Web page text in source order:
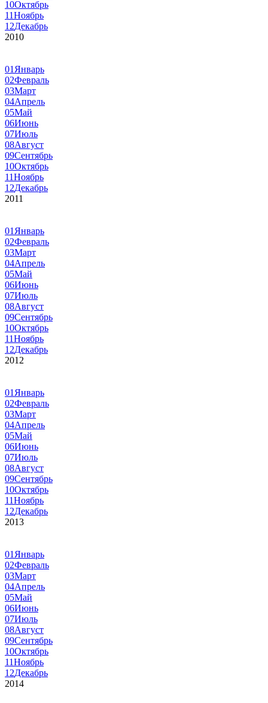
10Октябрь
11Ноябрь
12Декабрь
2010
01 Январь
02Февраль
03Март
04Апрель
05Май
06Июнь
07Июль
08Август
09Сентябрь
10Октябрь
11Ноябрь
12Декабрь
2011
01 Январь
02Февраль
03Март
04Апрель
05Май
06Июнь
07Июль
08Август
09Сентябрь
10Октябрь
11Ноябрь
12Декабрь
2012
01 Январь
02Февраль
03Март
04Апрель
05Май
06Июнь
07Июль
08Август
09Сентябрь
10Октябрь
11Ноябрь
12Декабрь
2013
01 Январь
02Февраль
03Март
04Апрель
05Май
06Июнь
07Июль
08Август
09Сентябрь
10Октябрь
11Ноябрь
12Декабрь
2014